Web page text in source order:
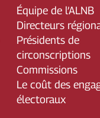
Équipe de l’ALNB
Directeurs
Présidents de
circonscriptions
Commissions
Le coût des
électoraux